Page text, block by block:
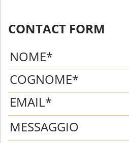
CONTACT FORM